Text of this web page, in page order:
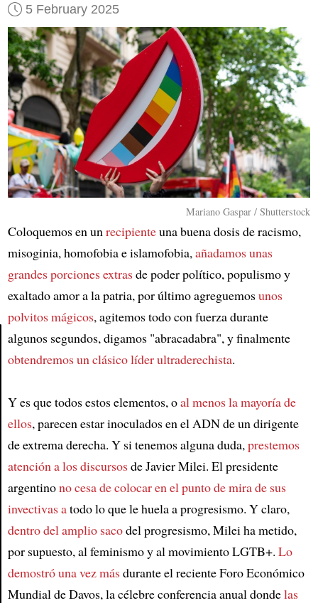
Article
5 February 2025
Mariano Gaspar / Shutterstock
Coloquemos en unrecipienteuna buena dosis de racismo,
misoginia, homofobia e islamofobia,añadamos unas
grandes porciones extrasde poder político, populismo y
exaltado amor a la patria, por último agreguemosunos
polvitos mágicos, agitemos todo con fuerza durante
algunos segundos, digamos "abracadabra", y finalmente
obtendremos un clásico líder ultraderechista.
Y es que todos estos elementos, oal menos la mayoría de
ellos, parecen estar inoculados en el ADN de un dirigente
de extrema derecha. Y si tenemos alguna duda,prestemos
atención a los discursosde Javier Milei. El presidente
argentinono cesa de colocar en el punto de mira de sus
invectivas atodo lo que le huela a progresismo. Y claro,
dentro del amplio sacodel progresismo, Milei ha metido,
por supuesto, al feminismo y al movimiento LGTB+. Lo
demostró una vez másdurante el reciente Foro Económico
Mundial de Davos, la célebre conferencia anual dondelas